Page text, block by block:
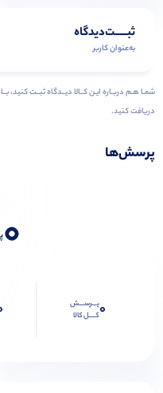
ثبـــــت‌دیدگاه
به‌عنوان کاربر
دریافت کنید.
پرسش‌ها
0
0پـــرســـش
کــــل کالا